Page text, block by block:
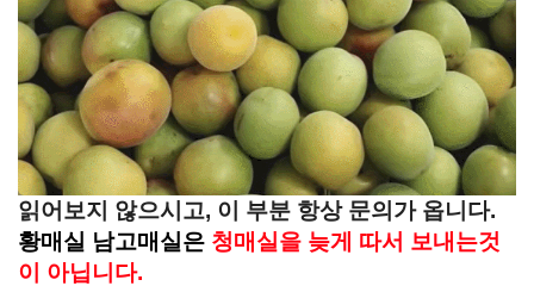
읽어보지 않으시고, 이 부분 항상 문의가 옵니다.
황매실 남고매실은 청매실을 늦게 따서 보내는것
이 아닙니다.